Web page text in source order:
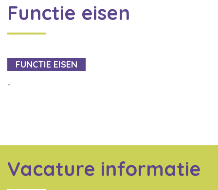
Functie eisen
FUNCTIE EISEN
-
Vacature informatie